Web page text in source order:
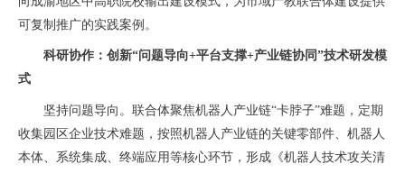
可复制推广的实践案例。
科研协作：创新“问题导向+平台支撑+产业链协同”技术研发模
式
坚持问题导向。联合体聚焦机器人产业链“卡脖子”难题，定期
收集园区企业技术难题，按照机器人产业链的关键零部件、机器人
本体、系统集成、终端应用等核心环节，形成《机器人技术攻关清